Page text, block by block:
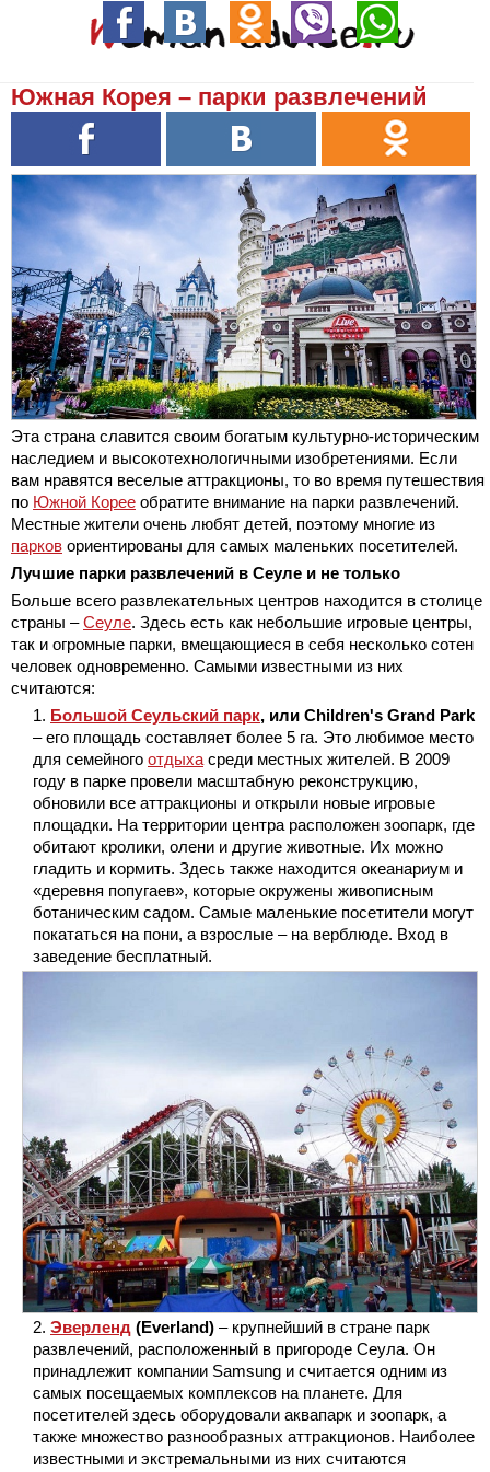
Южная Корея – парки развлечений
Эта страна славится своим богатым культурно-историческим
наследием и высокотехнологичными изобретениями. Если
вам нравятся веселые аттракционы, то во время путешествия
по Южной Корее обратите внимание на парки развлечений.
Местные жители очень любят детей, поэтому многие из
парков ориентированы для самых маленьких посетителей.
Лучшие парки развлечений в Сеуле и не только
Больше всего развлекательных центров находится в столице
страны –Сеуле. Здесь есть как небольшие игровые центры,
так и огромные парки, вмещающиеся в себя несколько сотен
человек одновременно. Самыми известными из них
считаются:
Большой Сеульский парк, или Children's Grand Park
– его площадь составляет более 5 га. Это любимое место
для семейного отдыха среди местных жителей. В 2009
году в парке провели масштабную реконструкцию,
обновили все аттракционы и открыли новые игровые
площадки. На территории центра расположен зоопарк, где
обитают кролики, олени и другие животные. Их можно
гладить и кормить. Здесь также находится океанариум и
«деревня попугаев», которые окружены живописным
ботаническим садом. Самые маленькие посетители могут
покататься на пони, а взрослые – на верблюде. Вход в
заведение бесплатный.
Эверленд (Everland) – крупнейший в стране парк
развлечений, расположенный в пригороде Сеула. Он
принадлежит компании Samsung и считается одним из
самых посещаемых комплексов на планете. Для
посетителей здесь оборудовали аквапарк и зоопарк, а
также множество разнообразных аттракционов. Наиболее
известными и экстремальными из них считаются